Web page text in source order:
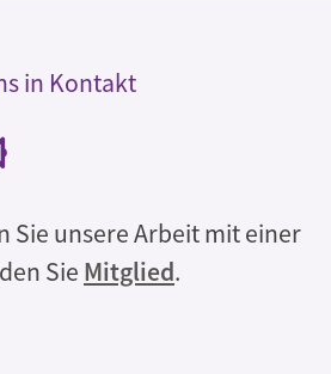
in Kontakt
Sie unsere Arbeit mit einer
Sie Mitglied.